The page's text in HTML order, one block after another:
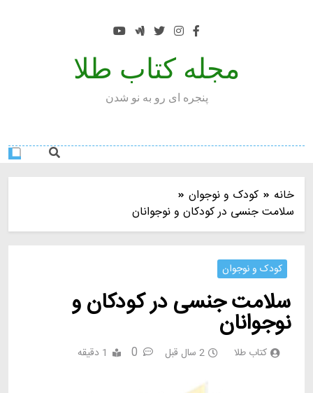
مجله کتاب طلا
پنجره ای رو به نو شدن
خانه
کودک و نوجوان
سلامت جنسی در کودکان و نوجوانان
کودک و نوجوان
سلامت جنسی در کودکان و
نوجوانان
کتاب طلا 2 سال قبل 0 1 دقیقه